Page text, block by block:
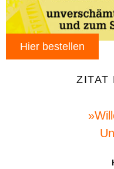
Hier bestellen
ZITAT